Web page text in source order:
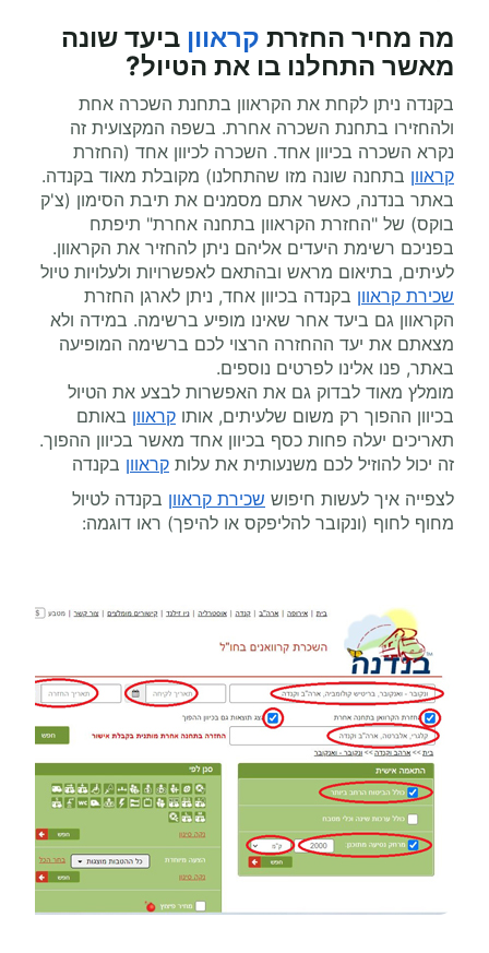
מה מחיר החזרת קראוון ביעד שונה
מאשר התחלנו בו את הטיול?
בקנדה ניתן לקחת את הקראוון בתחנת השכרה אחת
ולהחזירו בתחנת השכרה אחרת. בשפה המקצועית זה
נקרא השכרה בכיוון אחד. השכרה לכיוון אחד (החזרת
קראוון בתחנה שונה מזו שהתחלנו) מקובלת מאוד בקנדה.
באתר בנדנה, כאשר אתם מסמנים את תיבת הסימון (צ'ק
בוקס) של "החזרת הקראוון בתחנה אחרת" תיפתח
בפניכם רשימת היעדים אליהם ניתן להחזיר את הקראוון.
לעיתים, בתיאום מראש ובהתאם לאפשרויות ולעלויות טיול
שכירת קראוון בקנדה בכיוון אחד, ניתן לארגן החזרת
הקראוון גם ביעד אחר שאינו מופיע ברשימה. במידה ולא
מצאתם את יעד ההחזרה הרצוי לכם ברשימה המופיעה
באתר, פנו אלינו לפרטים נוספים.
מומלץ מאוד לבדוק גם את האפשרות לבצע את הטיול
בכיוון ההפוך רק משום שלעיתים, אותו קראוון באותם
תאריכים יעלה פחות כסף בכיוון אחד מאשר בכיוון ההפוך.
זה יכול להוזיל לכם משנעותית את עלות קראוון בקנדה
לצפייה איך לעשות חיפוש שכירת קראוון בקנדה לטיול
מחוף לחוף (ונקובר להליפקס או להיפך) ראו דוגמה: